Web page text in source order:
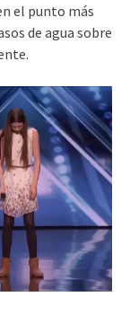
el punto más
de agua sobre